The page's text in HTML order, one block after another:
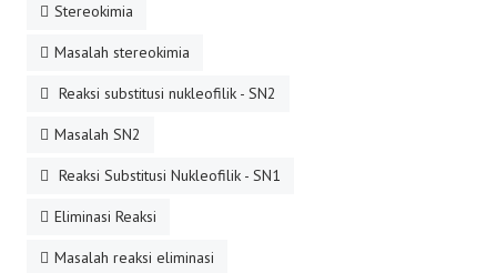
Stereokimia
Masalah stereokimia
Reaksi substitusi nukleofilik - SN2
Masalah SN2
Reaksi Substitusi Nukleofilik - SN1
Eliminasi Reaksi
Masalah reaksi eliminasi